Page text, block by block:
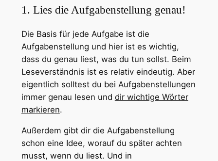
1. Lies die Aufgabenstellung genau!
Die Basis für jede Aufgabe ist die
Aufgabenstellung und hier ist es wichtig,
dass du genau liest, was du tun sollst. Beim
Leseverständnis ist es relativ eindeutig. Aber
eigentlich solltest du bei Aufgabenstellungen
immer genau lesen und dir wichtige Wörter
markieren.
Außerdem gibt dir die Aufgabenstellung
schon eine Idee, worauf du später achten
musst, wenn du liest. Und in